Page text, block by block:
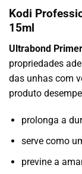
Kodi
15ml
Ultrabond
propriedades
das unhas com
produto
prolonga a
serve como
previne a